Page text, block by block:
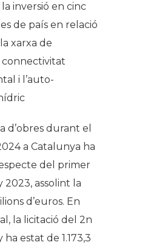
la inversió en cinc
de país en relació
xarxa de
connectivitat
i l’auto-
d’obres durant el
a Catalunya ha
del primer
2023, assolint la
d’euros. En
la licitació del 2n
estat de 1.173,3